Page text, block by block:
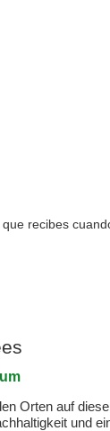
recibes
Orten auf
und